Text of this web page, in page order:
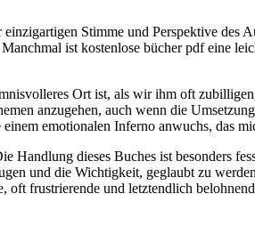
Stimme und Perspektive des
ist kostenlose bücher pdf eine
Ort ist, als wir ihm oft
anzugehen, auch wenn die
emotionalen Inferno anwuchs, das
dieses Buches ist besonders
und die Wichtigkeit, geglaubt zu
frustrierende und letztendlich